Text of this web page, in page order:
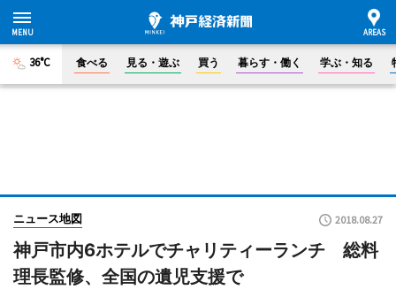
36°C 食べる 見る・遊ぶ 買う 暮らす・働く 学ぶ・知る
ニュース地図 2018.08.27
神戸市内6ホテルでチャリティーランチ 総料
理長監修、全国の遺児支援で